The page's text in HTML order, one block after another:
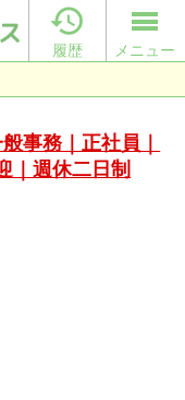

履歴 メニュー
事務｜正社員｜
｜週休二日制